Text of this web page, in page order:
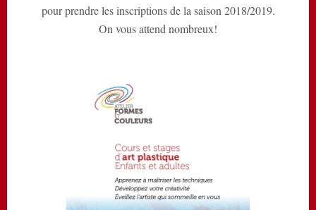
pour prendre les inscriptions de la saison 2018/2019.
On vous attend nombreux!